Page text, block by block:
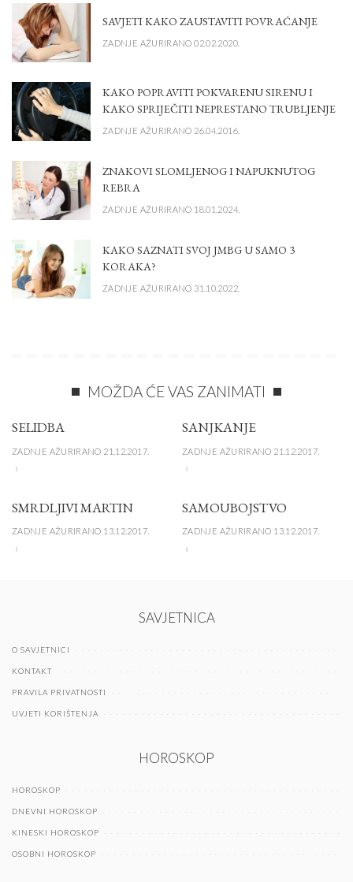
SAVJETI KAKO ZAUSTAVITI POVRAĆANJE
ZADNJE AŽURIRANO 02.02.2020.
KAKO POPRAVITI POKVARENU SIRENU I
KAKO SPRIJEČITI NEPRESTANO TRUBLJENJE
ZADNJE AŽURIRANO 26.04.2016.
ZNAKOVI SLOMLJENOG I NAPUKNUTOG
REBRA
ZADNJE AŽURIRANO 18.01.2024.
KAKO SAZNATI SVOJ JMBG U SAMO 3
KORAKA?
ZADNJE AŽURIRANO 31.10.2022.
MOŽDA ĆE VAS ZANIMATI
SELIDBA
ZADNJE AŽURIRANO 21.12.2017.
SANJKANJE
ZADNJE AŽURIRANO 21.12.2017.
SMRDLJIVI MARTIN
ZADNJE AŽURIRANO 13.12.2017.
SAMOUBOJSTVO
ZADNJE AŽURIRANO 13.12.2017.
SAVJETNICA
O SAVJETNICI
KONTAKT
PRAVILA PRIVATNOSTI
UVJETI KORIŠTENJA
HOROSKOP
HOROSKOP
DNEVNI HOROSKOP
KINESKI HOROSKOP
OSOBNI HOROSKOP